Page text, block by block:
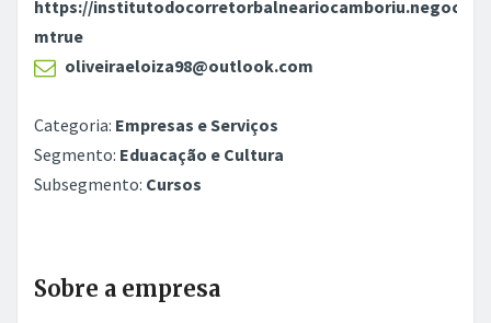
https://
mtrue
oliveiraeloiza98@outlook.com
Categoria: Empresas e Serviços
Segmento: Eduacação e Cultura
Subsegmento: Cursos
Sobre a empresa